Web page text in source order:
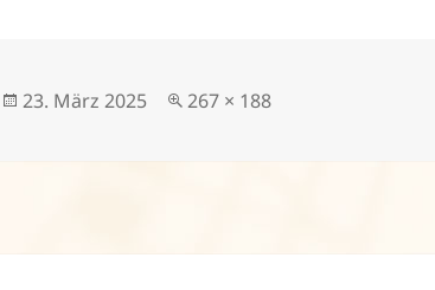
Veröffentlicht
23. März 2025
Volle
267 × 188